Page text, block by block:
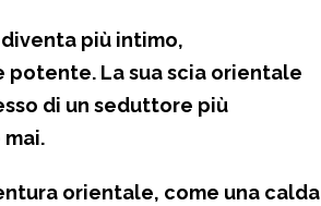
diventa più intimo,
potente. La sua scia orientale
di un seduttore più
orientale, come una calda